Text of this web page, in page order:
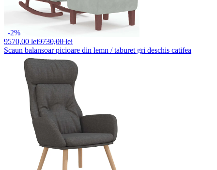
-2%
9570,00 lei9730,00 lei
Scaun balansoar picioare din lemn / taburet gri deschis catifea